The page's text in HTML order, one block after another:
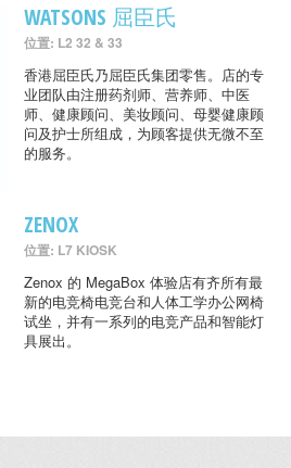
WATSONS 屈臣氏
位置: L2 32 & 33
香港屈臣氏乃屈臣氏集团零售。店的专
业团队由注册药剂师、营养师、中医
师、健康顾问、美妆顾问、母婴健康顾
问及护士所组成，为顾客提供无微不至
的服务。
ZENOX
位置: L7 KIOSK
Zenox 的 MegaBox 体验店有齐所有最
新的电竞椅电竞台和人体工学办公网椅
试坐，并有一系列的电竞产品和智能灯
具展出。